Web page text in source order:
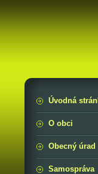
Úvodná
O obci
Obecný úrad
Samospráva